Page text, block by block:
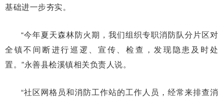
基础进一步夯实。
“今年夏天森林防火期，我们组织专职消防队分片区对
全镇不间断进行巡逻、宣传、检查，发现隐患及时处
置。”永善县桧溪镇相关负责人说。
“社区网格员和消防工作站的工作人员，经常来排查消